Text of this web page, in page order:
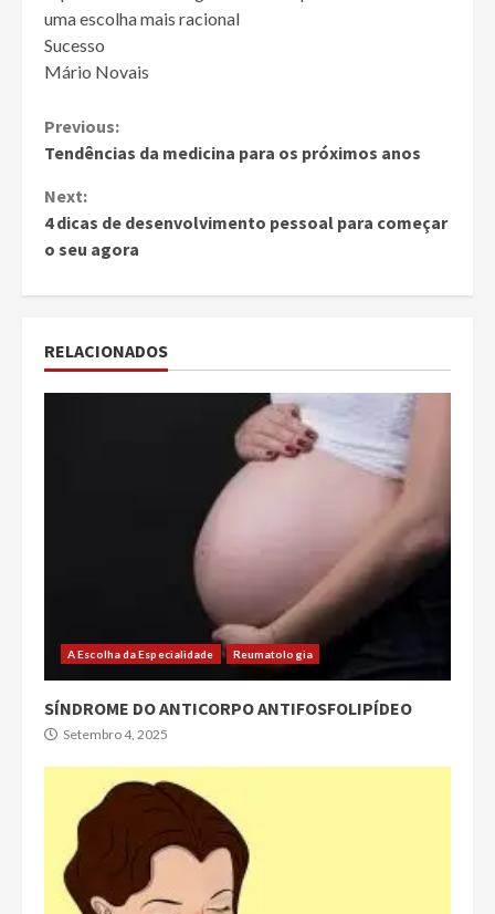
uma escolha mais racional
Sucesso
Mário Novais
Continue
Previous:
Tendências da medicina para os próximos anos
Next:
4 dicas de desenvolvimento pessoal para começar
o seu agora
RELACIONADOS
A Escolha da Especialidade Reumatologia
SÍNDROME DO ANTICORPO ANTIFOSFOLIPÍDEO
Setembro 4, 2025